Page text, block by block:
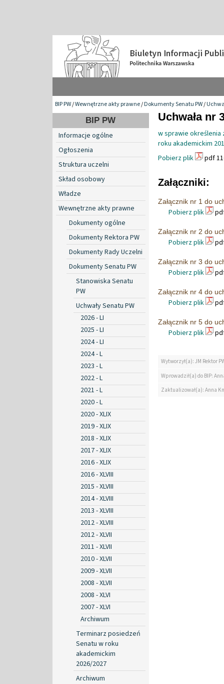
BIP PW/Wewnętrzne akty prawne/Dokumenty Senatu PW/
BIP PW
Informacje ogólne
Ogłoszenia
Struktura uczelni
Skład osobowy
Władze
Wewnętrzne akty prawne
Dokumenty ogólne
Dokumenty Rektora PW
Dokumenty Rady Uczelni
Dokumenty Senatu PW
Stanowiska Senatu
PW
Uchwały Senatu PW
2026 - LI
2025 - LI
2024 - LI
2024 - L
2023 - L
2022 - L
2021 - L
2020 - L
2020 - XLIX
2019 - XLIX
2018 - XLIX
2017 - XLIX
2016 - XLIX
2016 - XLVIII
2015 - XLVIII
2014 - XLVIII
2013 - XLVIII
2012 - XLVIII
2012 - XLVII
2011 - XLVII
2010 - XLVII
2009 - XLVII
2008 - XLVII
2008 - XLVI
2007 - XLVI
Archiwum
Terminarz posiedzeń
Senatu w roku
akademickim
2026/2027
Archiwum
Uchwała nr
w sprawie określenia
roku akademickim
Pobierz plik
pdf
Załączniki:
Załącznik nr 1 do
Pobierz plik
Załącznik nr 2 do
Pobierz plik
Załącznik nr 3 do
Pobierz plik
Załącznik nr 4 do
Pobierz plik
Załącznik nr 5 do
Pobierz plik
Wytworzył(a): JM Rektor
Wprowadził(a) do BIP:
Zaktualizował(a): Anna